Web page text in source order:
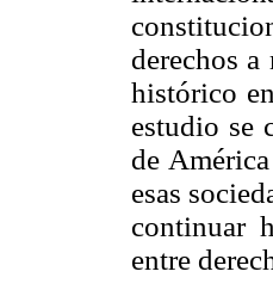
derechos
histórico
estudio se
de
esas
continuar
entre